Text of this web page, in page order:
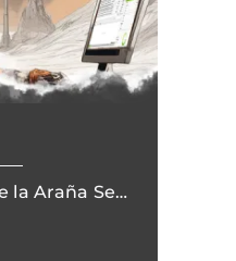
funciones de Screaming Frog.